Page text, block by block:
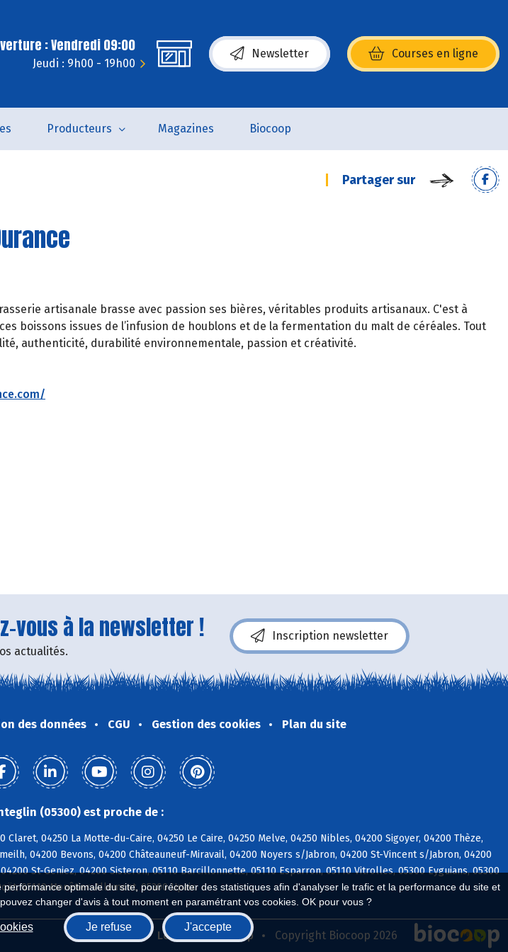
optimale du site, pour récolter des statistiques afin d'analyser le trafic et la performance du site et
changer d'avis à tout moment en paramétrant vos cookies. OK pour vous ?
Je refuse J'accepte
: Vendredi 09:00
Jeudi : 9h00 - 19h00
Newsletter Courses en ligne
(s’ouvre dans une nouvelle fenêtre)
Producteurs Magazines Biocoop
Partager sur
artisanale brasse avec passion ses bières, véritables produits artisanaux. C'est à
boissons issues de l’infusion de houblons et de la fermentation du malt de céréales. Tout
authenticité, durabilité environnementale, passion et créativité.
vous à la newsletter !
actualités.
Inscription newsletter
des données CGU Gestion des cookies Plan du site
(05300) est proche de :
Claret, 04250 La Motte-du-Caire, 04250 Le Caire, 04250 Melve, 04250 Nibles, 04200 Sigoyer, 04200 Thèze,
04200 Bevons, 04200 Châteauneuf-Miravail, 04200 Noyers s/Jabron, 04200 St-Vincent s/Jabron, 04200
St-Geniez, 04200 Sisteron, 05110 Barcillonnette, 05110 Esparron, 05110 Vitrolles, 05300 Eyguians, 05300
05110 Monêtier-Allemont, 05300 Upaix
Biocoop.fr Le réseau Biocoop Copyright Biocoop 2026